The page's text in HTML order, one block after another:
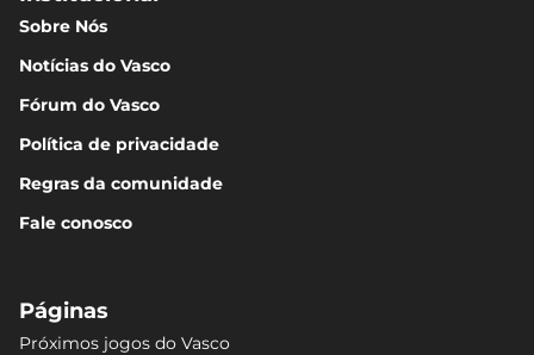
Sobre Nós
Notícias do Vasco
Fórum do Vasco
Política de privacidade
Regras da comunidade
Fale conosco
Páginas
Próximos jogos do Vasco